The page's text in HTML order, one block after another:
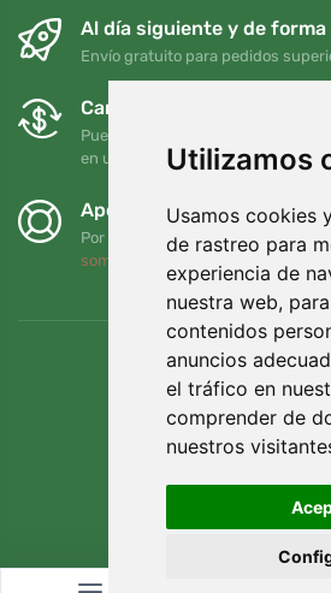
Utilizamos
Usamos cookies
de rastreo para
experiencia de
nuestra web,
contenidos
anuncios
el tráfico en
comprender de
nuestros
Al día siguiente y de
Envío gratuito para pedidos
Cambios y devoluciones
Puede devolver o cambiar su
en un plazo de 90 días
Apoyamos a Trees.org
Por cada pedido plantamos un
somos